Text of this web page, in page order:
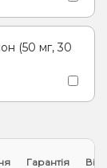
(50 мг, 30
Гарантія